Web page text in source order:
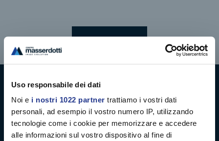
Uso responsabile dei dati
Noi e i nostri 1022 partner trattiamo i vostri dati
personali, ad esempio il vostro numero IP, utilizzando
tecnologie come i cookie per memorizzare e accedere
alle informazioni sul vostro dispositivo al fine di
Digital decoration
Digital signage